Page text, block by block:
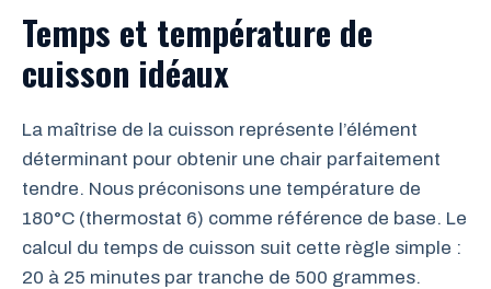
Temps et température de
cuisson idéaux
La maîtrise de la cuisson représente l’élément
déterminant pour obtenir une chair parfaitement
tendre. Nous préconisons une température de
180°C (thermostat 6) comme référence de base. Le
calcul du temps de cuisson suit cette règle simple :
20 à 25 minutes par tranche de 500 grammes.